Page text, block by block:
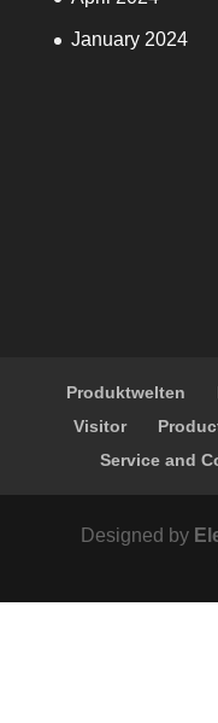
January 2024
Produktwelten
Visitor
Service and
Designed by